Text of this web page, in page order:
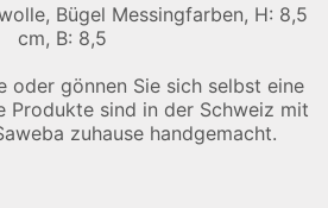
Bügel Messingfarben, H: 8,5
cm, B: 8,5
oder gönnen Sie sich selbst eine
Produkte sind in der Schweiz mit
zuhause handgemacht.